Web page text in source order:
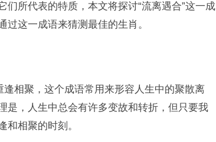
所代表的特质，本文将探讨“流离遇合”这一成
这一成语来猜测最佳的生肖。
相聚，这个成语常用来形容人生中的聚散离
是，人生中总会有许多变故和转折，但只要我
和相聚的时刻。